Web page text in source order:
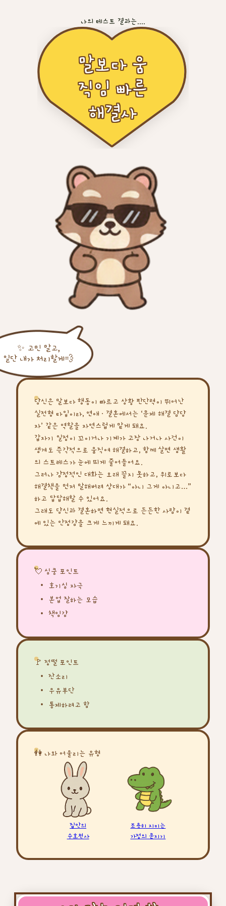
나의 테스트 결과는....
말보다 움
직임 빠른
해결사
✨ 고민 말고,
일단 내가 처리할게💨
당신은 말보다 행동이 빠르고 상황 판단력이 뛰어난
실전형 타입이라, 연애·결혼에서는 ‘문제 해결 담당
자’ 같은 역할을 자연스럽게 맡게 돼요.
갑자기 일정이 꼬이거나 기계가 고장 나거나 사건이
생겨도 즉각적으로 움직여 해결하고, 함께 살면 생활
의 스트레스가 눈에 띄게 줄어들어요.
그러나 감정적인 대화는 오래 끌지 못하고, 위로보다
해결책을 먼저 말해버려 상대가 “아니 그게 아니고…”
하고 답답해할 수 있어요.
그래도 당신과 결혼하면 현실적으로 든든한 사람이 곁
에 있는 안정감을 크게 느끼게 돼요.
💘 심쿵 포인트
호기심 자극
본업 잘하는 모습
책임감
🚩 정떨 포인트
잔소리
우유부단
통제하려고 함
👫 나와 어울리는 유형
집안의
수호천사
조용히 지키는
가정의 문지기